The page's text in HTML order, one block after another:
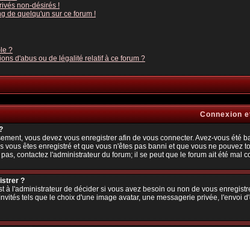
non-désirés !
de quelqu'un sur ce forum !
?
d'abus ou de légalité relatif à ce forum ?
Connexion
vous devez vous enregistrer afin de vous connecter. Avez-vous
vous êtes enregistré et que vous n'êtes pas banni et que vous ne
contactez l'administrateur du forum; il se peut que le forum ait été mal
?
à l'administrateur de décider si vous avez besoin ou non de vous
tels que le choix d'une image avatar, une messagerie privée,